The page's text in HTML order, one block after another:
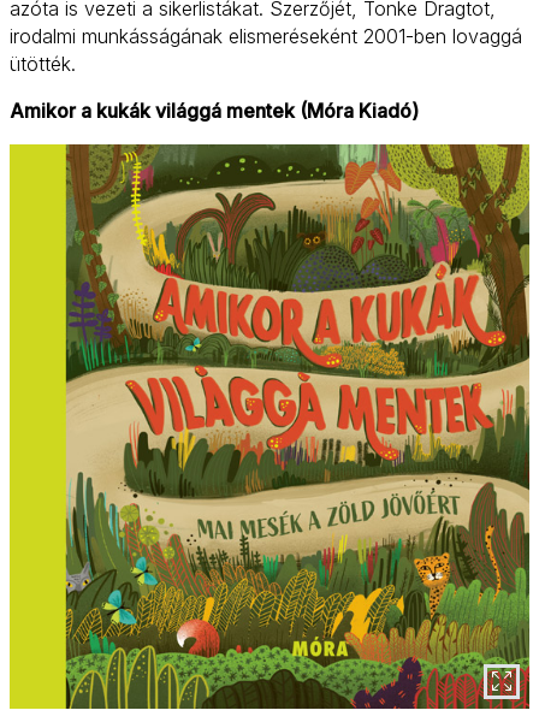
azóta is vezeti a sikerlistákat. Szerzőjét, Tonke Dragtot,
irodalmi munkásságának elismeréseként 2001-ben lovaggá
ütötték.
Amikor a kukák világgá mentek (Móra Kiadó)